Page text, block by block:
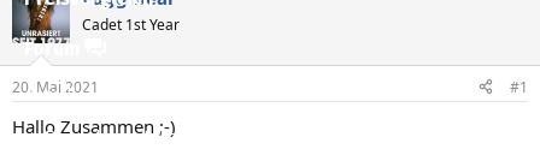
Forum
Aktuelles
Empfohlene Inhalte
l
l
e
l
m
Cadet 1st Year
20. Mai 2021 #1
Hallo Zusammen ;-)